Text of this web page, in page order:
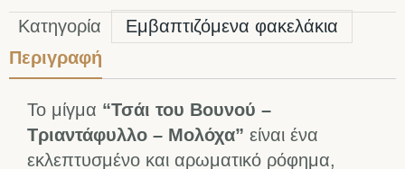
Κατηγορία
Εμβαπτιζόμενα φακελάκια
Περιγραφή
Το μίγμα “Τσάι του Βουνού –
Τριαντάφυλλο – Μολόχα” είναι ένα
εκλεπτυσμένο και αρωματικό ρόφημα,